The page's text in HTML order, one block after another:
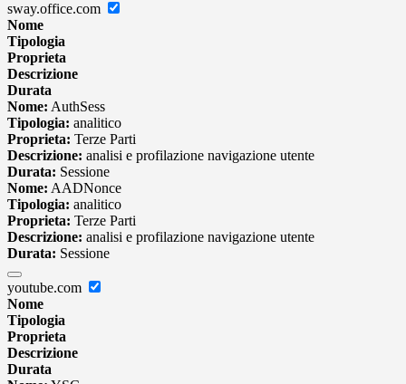
sway.office.com
Nome
Tipologia
Proprieta
Descrizione
Durata
Nome: AuthSess
Tipologia: analitico
Proprieta: Terze Parti
Descrizione: analisi e profilazione navigazione utente
Durata: Sessione
Nome: AADNonce
Tipologia: analitico
Proprieta: Terze Parti
Descrizione: analisi e profilazione navigazione utente
Durata: Sessione
youtube.com
Nome
Tipologia
Proprieta
Descrizione
Durata